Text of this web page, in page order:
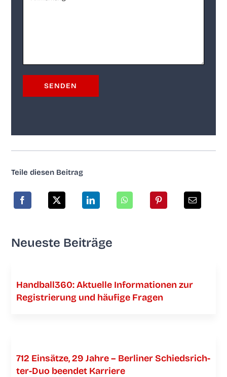
Tei­le die­sen Beitrag
Neu­es­te Beiträge
Handball360: Aktu­el­le Infor­ma­tio­nen zur
Regis­trie­rung und häu­fi­ge Fragen
712 Ein­sät­ze, 29 Jah­re – Ber­li­ner Schieds­­­rich­­­
ter-Duo been­det Karriere